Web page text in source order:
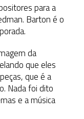
para a
Barton é o
da
que eles
que é a
Nada foi dito
e a música